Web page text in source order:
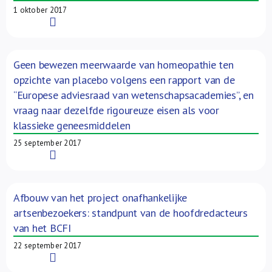
1 oktober 2017
Geen bewezen meerwaarde van homeopathie ten
opzichte van placebo volgens een rapport van de
“Europese adviesraad van wetenschapsacademies”, en
vraag naar dezelfde rigoureuze eisen als voor
klassieke geneesmiddelen
25 september 2017
Afbouw van het project onafhankelijke
artsenbezoekers: standpunt van de hoofdredacteurs
van het BCFI
22 september 2017